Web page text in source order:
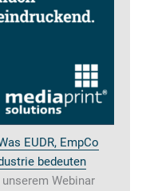
EUDR, EmpCo
bedeuten
Webinar